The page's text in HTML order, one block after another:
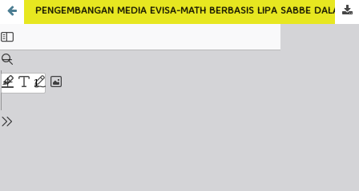
PENGEMBANGAN MEDIA EVISA-MATH BERBASIS LIPA SABBE DALAM MENINGKATKAN KEMAMPUAN LOGICAL THINKING USIA OPERASIONAL FORMAL